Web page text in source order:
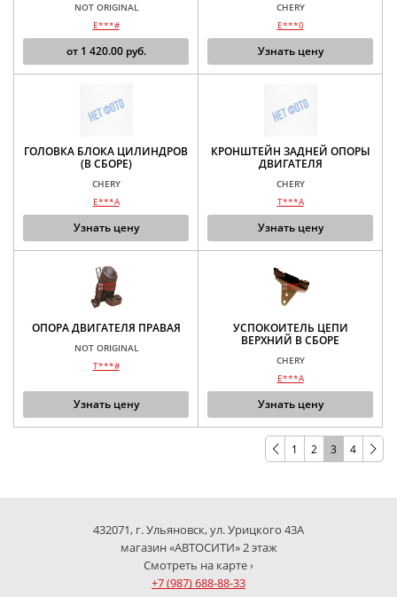
NOT ORIGINAL
E***#
от 1 420.00руб.
CHERY
E***0
Узнать цену
ГОЛОВКА БЛОКА ЦИЛИНДРОВ
(В СБОРЕ)
CHERY
E***A
Узнать цену
КРОНШТЕЙН ЗАДНЕЙ ОПОРЫ
ДВИГАТЕЛЯ
CHERY
T***A
Узнать цену
ОПОРА ДВИГАТЕЛЯ ПРАВАЯ
NOT ORIGINAL
T***#
Узнать цену
УСПОКОИТЕЛЬ ЦЕПИ
ВЕРХНИЙ В СБОРЕ
CHERY
E***A
Узнать цену
1 2 3 4
432071, г. Ульяновск, ул. Урицкого 43А
магазин «АВТОСИТИ» 2 этаж
Смотреть на карте ›
+7 (987) 688-88-33